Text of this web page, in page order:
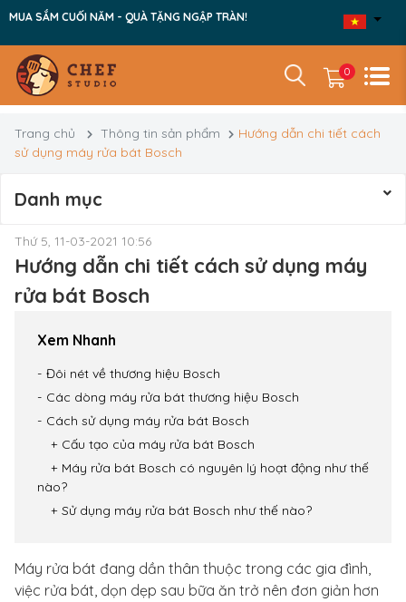
MUA SẮM CUỐI NĂM - QUÀ TẶNG NGẬP TRÀN!
0
Trang chủ Thông tin sản phẩm
Hướng dẫn chi tiết cách
sử dụng máy rửa bát Bosch
Danh mục
Thứ 5, 11-03-2021 10:56
Hướng dẫn chi tiết cách sử dụng máy
rửa bát Bosch
Xem Nhanh
Đôi nét về thương hiệu Bosch
Các dòng máy rửa bát thương hiệu Bosch
Cách sử dụng máy rửa bát Bosch
Cấu tạo của máy rửa bát Bosch
Máy rửa bát Bosch có nguyên lý hoạt động như thế
nào?
Sử dụng máy rửa bát Bosch như thế nào?
Máy rửa bát đang dần thân thuộc trong các gia đình,
việc rửa bát, dọn dẹp sau bữa ăn trở nên đơn giản hơn